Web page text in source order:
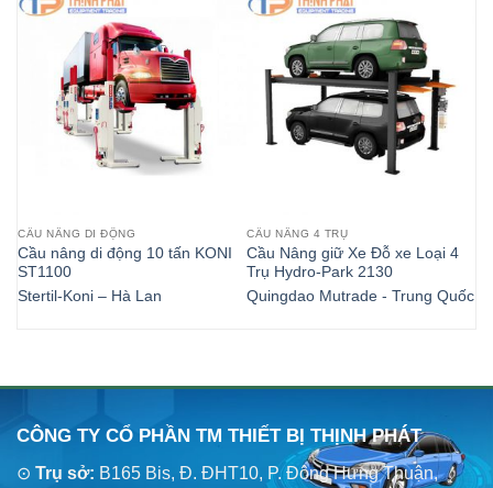
CẦU NÂNG DI ĐỘNG
Cầu nâng di động 10 tấn KONI
ST1100
Stertil-Koni – Hà Lan
CẦU NÂNG 4 TRỤ
Cầu Nâng giữ Xe Đỗ xe Loại 4
Trụ Hydro-Park 2130
Quingdao Mutrade - Trung Quốc
CÔNG TY CỔ PHẦN TM THIẾT BỊ THỊNH PHÁT
⊙ Trụ sở: B165 Bis, Đ. ĐHT10, P. Đông Hưng Thuận,